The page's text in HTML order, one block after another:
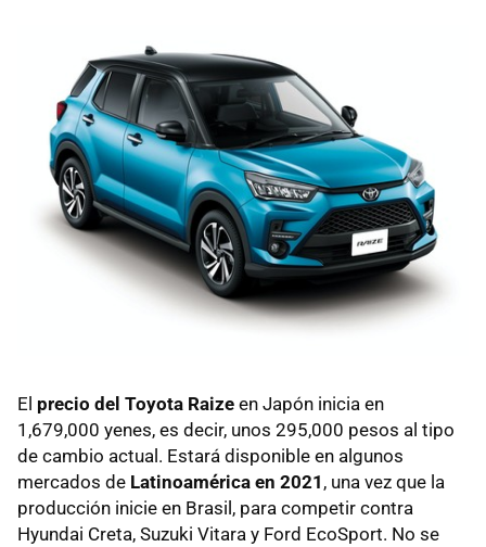
El precio del Toyota Raize en Japón inicia en
1,679,000 yenes, es decir, unos 295,000 pesos al tipo
de cambio actual. Estará disponible en algunos
mercados de Latinoamérica en 2021 , una vez que la
producción inicie en Brasil, para competir contra
Hyundai Creta, Suzuki Vitara y Ford EcoSport. No se